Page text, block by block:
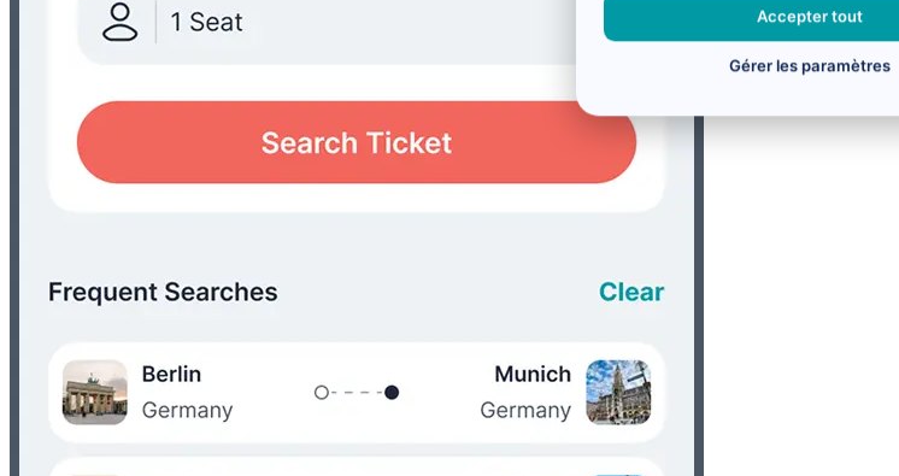
Accepter tout
Gérer les paramètres